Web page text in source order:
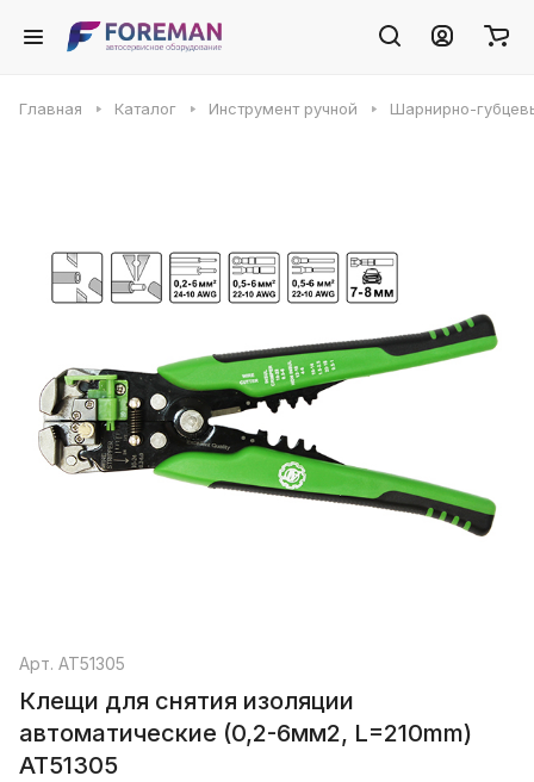
Главная Каталог Инструмент ручной Шарнирно-
Арт. AT51305
Клещи для снятия изоляции
автоматические (0,2-6мм2, L=210mm)
AT51305